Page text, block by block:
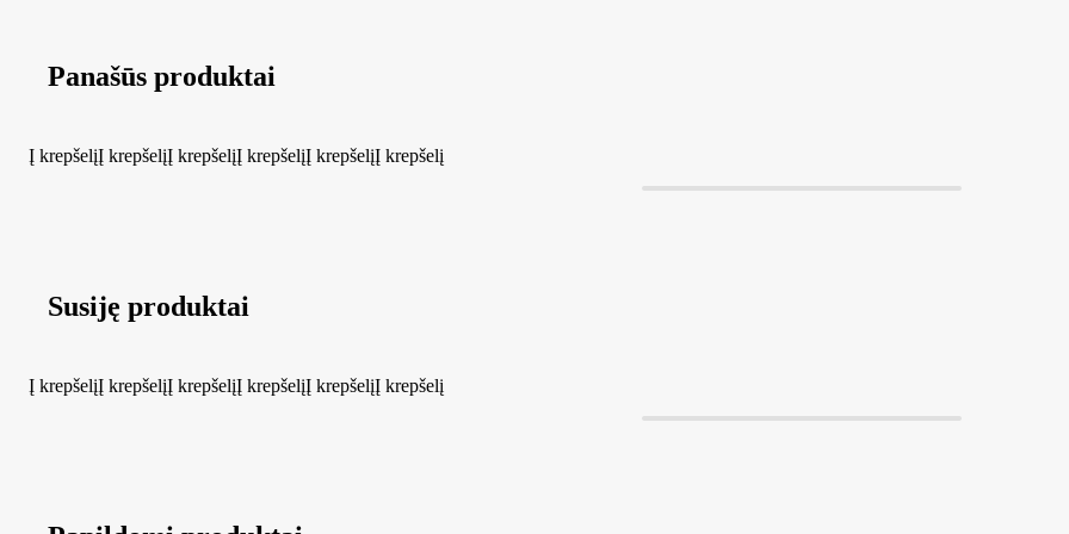
Panašūs produktai
Į krepšelįĮ krepšelįĮ krepšelįĮ krepšelįĮ krepšelįĮ krepšelį
Susiję produktai
Į krepšelįĮ krepšelįĮ krepšelįĮ krepšelįĮ krepšelįĮ krepšelį